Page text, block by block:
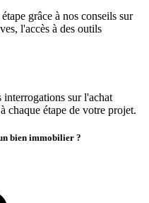
grâce à nos conseils sur
l'accès à des outils
interrogations sur l'achat
chaque étape de votre projet.
bien immobilier ?